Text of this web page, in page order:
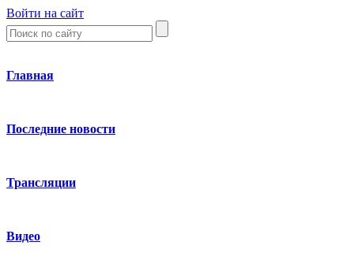
Войти на сайт
Главная
Последние новости
Трансляции
Видео